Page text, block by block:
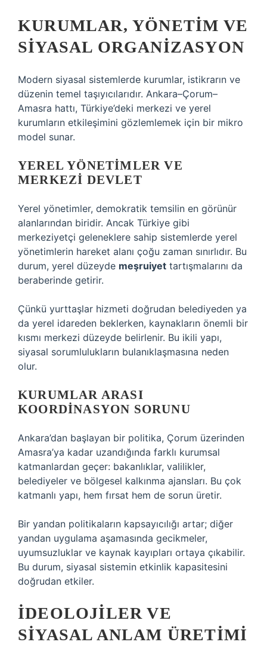
KURUMLAR, YÖNETIM VE
SIYASAL ORGANIZASYON
Modern siyasal sistemlerde kurumlar, istikrarın ve
düzenin temel taşıyıcılarıdır. Ankara–Çorum–
Amasra hattı, Türkiye’deki merkezi ve yerel
kurumların etkileşimini gözlemlemek için bir mikro
model sunar.
YEREL YÖNETIMLER VE
MERKEZI DEVLET
Yerel yönetimler, demokratik temsilin en görünür
alanlarından biridir. Ancak Türkiye gibi
merkeziyetçi geleneklere sahip sistemlerde yerel
yönetimlerin hareket alanı çoğu zaman sınırlıdır. Bu
durum, yerel düzeyde meşruiyet tartışmalarını da
beraberinde getirir.
Çünkü yurttaşlar hizmeti doğrudan belediyeden ya
da yerel idareden beklerken, kaynakların önemli bir
kısmı merkezi düzeyde belirlenir. Bu ikili yapı,
siyasal sorumlulukların bulanıklaşmasına neden
olur.
KURUMLAR ARASI
KOORDINASYON SORUNU
Ankara’dan başlayan bir politika, Çorum üzerinden
Amasra’ya kadar uzandığında farklı kurumsal
katmanlardan geçer: bakanlıklar, valilikler,
belediyeler ve bölgesel kalkınma ajansları. Bu çok
katmanlı yapı, hem fırsat hem de sorun üretir.
Bir yandan politikaların kapsayıcılığı artar; diğer
yandan uygulama aşamasında gecikmeler,
uyumsuzluklar ve kaynak kayıpları ortaya çıkabilir.
Bu durum, siyasal sistemin etkinlik kapasitesini
doğrudan etkiler.
İDEOLOJILER VE
SIYASAL ANLAM ÜRETIMI